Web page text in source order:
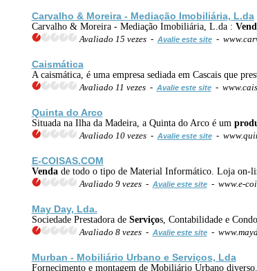
Carvalho & Moreira - Mediação Imobiliária, L.da
Carvalho & Moreira - Mediação Imobiliária, L.da :
Avaliado 15 vezes - Avalie este site-
Caismática
A caismática, é uma empresa sediada em Cascais que
Avaliado 11 vezes - Avalie este site-
Quinta do Arco
Situada na Ilha da Madeira, a Quinta do Arco é um
Avaliado 10 vezes - Avalie este site-
E-COISAS.COM
Vendade todo o tipo de Material Informático. Loja on-
Avaliado 9 vezes - Avalie este site- www.e-
May Day, Lda.
Sociedade Prestadora de Serviços, Contabilidade e
Avaliado 8 vezes - Avalie este site-
Murban - Mobiliário Urbano e Serviços, Lda
Fornecimento e montagem de Mobiliário Urbano